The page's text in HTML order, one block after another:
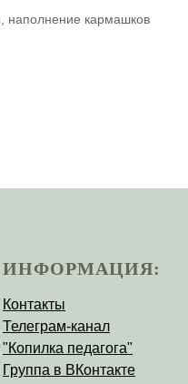
кармашков⠀
ИНФОРМАЦИЯ:
Контакты
Телеграм-канал
"Копилка педагога"
Группа в ВКонтакте